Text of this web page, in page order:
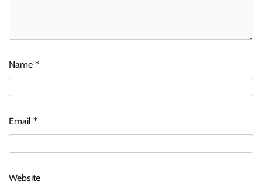
Name *
Email *
Website